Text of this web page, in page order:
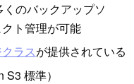
のバックアップソ
ト管理が可能
ラスが提供されている
標準）